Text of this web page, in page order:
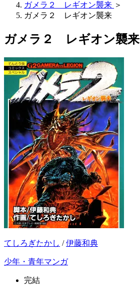
ガメラ２ レギオン襲来 ＞
ガメラ２ レギオン襲来
ガメラ２ レギオン襲来
てしろぎたかし /伊藤和典
少年・青年マンガ
完結